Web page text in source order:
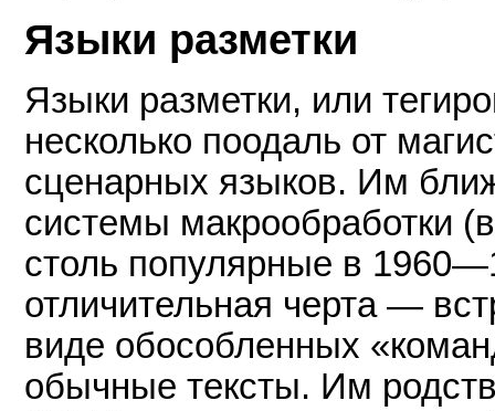
Языки разметки
Языки разметки, или
несколько поодаль от
сценарных языков. Им
системы макрообработки
столь популярные в
отличительная черта —
виде обособленных
обычные тексты. Им